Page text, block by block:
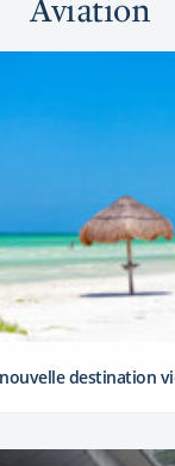
Aviation
destination